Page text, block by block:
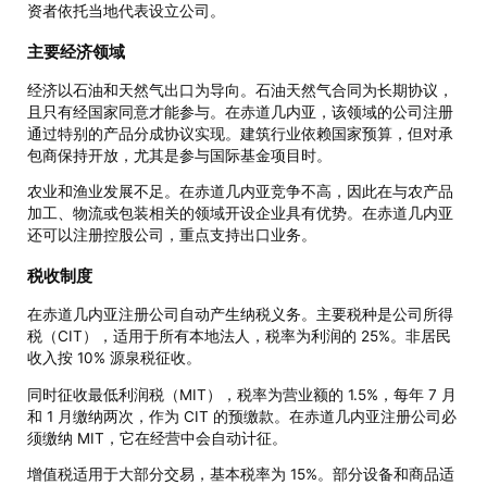
资者依托当地代表设立公司。
主要经济领域
经济以石油和天然气出口为导向。石油天然气合同为长期协议，
且只有经国家同意才能参与。在赤道几内亚，该领域的公司注册
通过特别的产品分成协议实现。建筑行业依赖国家预算，但对承
包商保持开放，尤其是参与国际基金项目时。
农业和渔业发展不足。在赤道几内亚竞争不高，因此在与农产品
加工、物流或包装相关的领域开设企业具有优势。在赤道几内亚
还可以注册控股公司，重点支持出口业务。
税收制度
在赤道几内亚注册公司自动产生纳税义务。主要税种是公司所得
税（CIT），适用于所有本地法人，税率为利润的 25%。非居民
收入按 10% 源泉税征收。
同时征收最低利润税（MIT），税率为营业额的 1.5%，每年 7 月
和 1 月缴纳两次，作为 CIT 的预缴款。在赤道几内亚注册公司必
须缴纳 MIT，它在经营中会自动计征。
增值税适用于大部分交易，基本税率为 15%。部分设备和商品适